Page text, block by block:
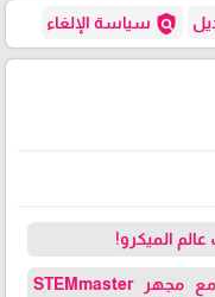
policy سياسة الإلغاء
امنح طفلك تجربة تعليمية ممتعة مع مجهر STEMmaster